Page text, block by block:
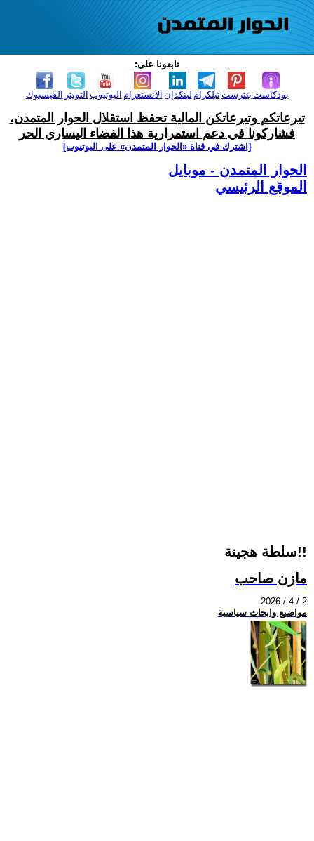
تابعونا على:
الفيسبوك التويتر اليوتيوب الانستغرام لينكدإن تيلكرامبنترست بودكاست
تبرعاتكم وتبرعاتكن المالية تحفظ استقلال الحوار المتمدن،
فشاركونا في دعم استمرارية هذا الفضاء اليساري الحر
[اشترك في قناة ‫«الحوار المتمدن» على اليوتيوب]
الحوار المتمدن - موبايل
الموقع الرئيسي
سلطة هجينة!!
مازن صاحب
2026 / 4 / 2
مواضيع وابحاث سياسية